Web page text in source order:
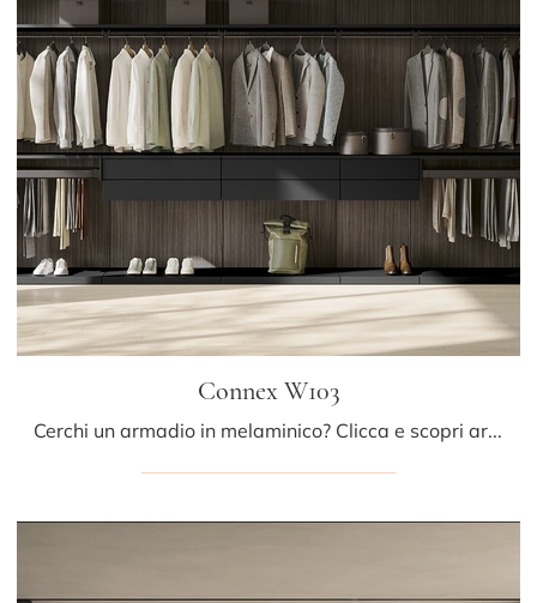
Connex W103
Cerchi un armadio in melaminico? Clicca e scopri armadiature cabine armadio con ante scorrevoli di Colombini Casa.